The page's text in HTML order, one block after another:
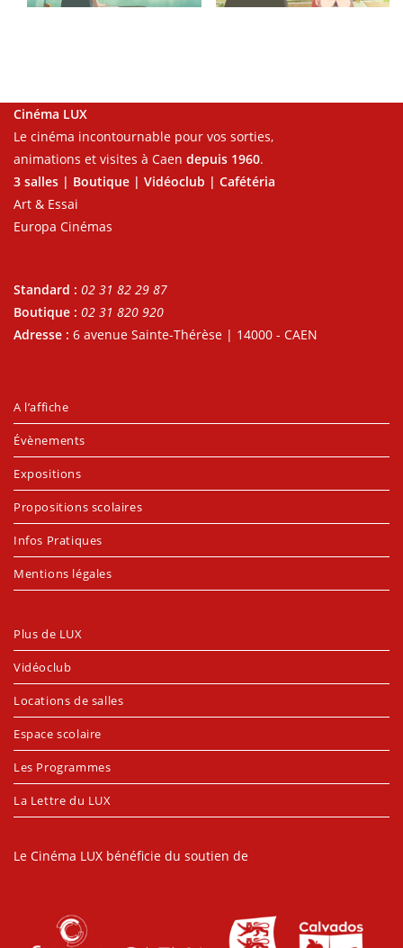
Cinéma LUX
Le cinéma incontournable pour vos sorties,
animations et visites à Caen depuis 1960.
3 salles | Boutique | Vidéoclub | Cafétéria
Art & Essai
Europa Cinémas
Standard : 02 31 82 29 87
Boutique : 02 31 820 920
Adresse : 6 avenue Sainte-Thérèse | 14000 - CAEN
A l’affiche
Évènements
Expositions
Propositions scolaires
Infos Pratiques
Mentions légales
Plus de LUX
Vidéoclub
Locations de salles
Espace scolaire
Les Programmes
La Lettre du LUX
Le Cinéma LUX bénéficie du soutien de